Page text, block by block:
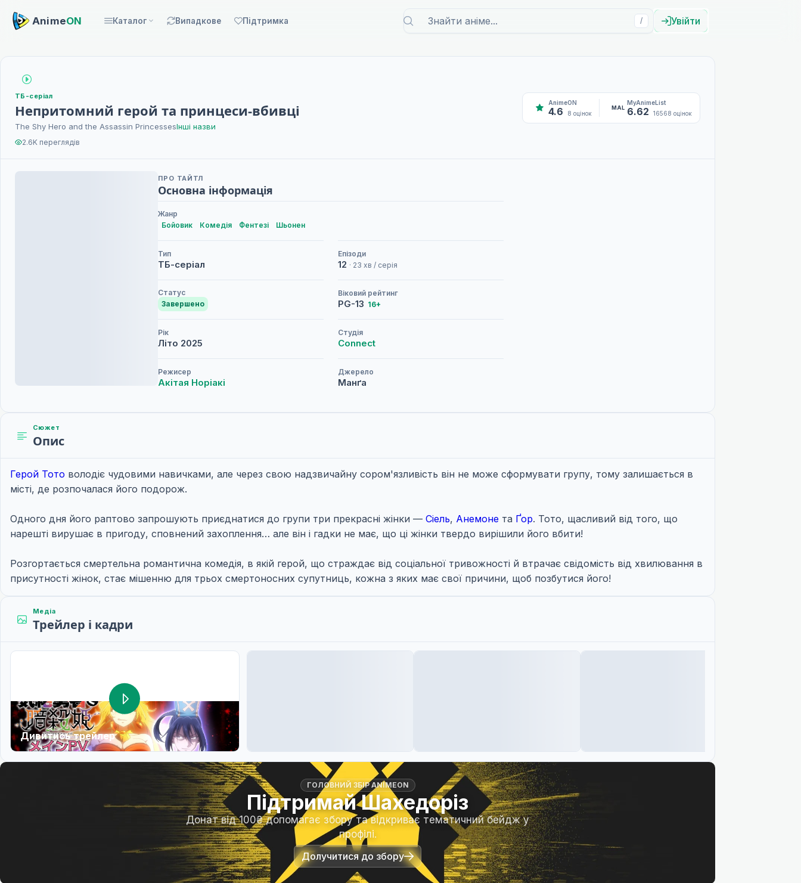
AnimeON Каталог Випадкове Підтримка / Увійти
ТБ-серіал
Непритомний герой та принцеси-вбивці
The Shy Hero and the Assassin PrincessesІнші назви
2.6K переглядів
AnimeON
4.6 8 оцінок
MAL
MyAnimeList
6.62 16568 оцінок
ПРО ТАЙТЛ
Основна інформація
Жанр
Бойовик
Комедія Фентезі Шьонен
Тип
ТБ-серіал
Епізоди
12 · 23 хв / серія
Статус
Завершено
Віковий рейтинг
PG-13 16+
Рік
Літо 2025
Студія
Connect
Режисер
Акітая Норіакі
Джерело
Манґа
Сюжет
Опис
Герой Тото володіє чудовими навичками, але через свою надзвичайну сором'язливість він не може сформувати групу, тому залишається в
місті, де розпочалася його подорож.
Одного дня його раптово запрошують приєднатися до групи три прекрасні жінки — Сіель, Анемоне та Ґор. Тото, щасливий від того, що
нарешті вирушає в пригоду, сповнений захоплення… але він і гадки не має, що ці жінки твердо вирішили його вбити!
Розгортається смертельна романтична комедія, в якій герой, що страждає від соціальної тривожності й втрачає свідомість від хвилювання в
присутності жінок, стає мішенню для трьох смертоносних супутниць, кожна з яких має свої причини, щоб позбутися його!
Медіа
Трейлер і кадри
Дивитись трейлер
ГОЛОВНИЙ ЗБІР ANIMEON
Підтримай Шахедоріз
Донат від 100₴ допомагає збору та відкриває тематичний бейдж у
профілі.
Долучитися до збору